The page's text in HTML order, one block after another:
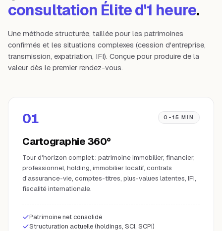
consultation Élite d'1 heure.
Une méthode structurée, taillée pour les patrimoines
confirmés et les situations complexes (cession d'entreprise,
transmission, expatriation, IFI). Conçue pour produire de la
valeur dès le premier rendez-vous.
01 0-15 MIN
Cartographie 360°
Tour d'horizon complet : patrimoine immobilier, financier,
professionnel, holding, immobilier locatif, contrats
d'assurance-vie, comptes-titres, plus-values latentes, IFI,
fiscalité internationale.
Patrimoine net consolidé
Structuration actuelle (holdings, SCI, SCPI)